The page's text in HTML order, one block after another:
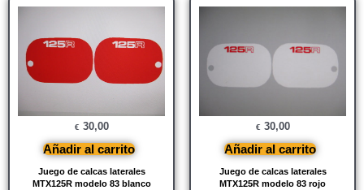
Juego de calcas laterales
MTX125R modelo 83 blanco
€ 30,00
Añadir al carrito
Juego de calcas laterales
MTX125R modelo 83 rojo
€ 30,00
Añadir al carrito